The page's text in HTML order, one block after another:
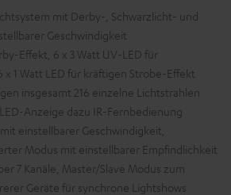
mit Derby-, Schwarzlicht- und
Geschwindigkeit
Effekt, 6 x 3 Watt UV-LED für
1 Watt LED für kräftigen Strobe-Effekt
insgesamt 216 einzelne Lichtstrahlen
Anzeige dazu IR-Fernbedienung
einstellbarer Geschwindigkeit,
Modus mit einstellbarer Empfindlichkeit
7 Kanäle, Master/Slave Modus zum
Geräte für synchrone Lightshows